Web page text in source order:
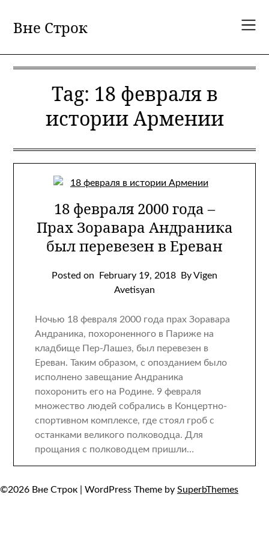
content
Вне Строк
Tag: 18 февраля в
истории Армении
18 февраля 2000 года –
Прах Зоравара Андраника
был перевезен в Ереван
Posted on February 19, 2018
By Vigen
Avetisyan
Ночью 18 февраля 2000 года прах Зоравара
Андраника, похороненного в Париже на
кладбище Пер-Лашез, был перевезен в
Ереван. Таким образом, с опозданием было
исполнено завещание Андраника
похоронить его на Родине. 9 февраля
множество людей собрались в Концертно-
спортивном комплексе, где стоял гроб с
останками великого полководца. Для
прощания с полководцем пришли…
©2026 Вне Строк | WordPress Theme by SuperbThemes